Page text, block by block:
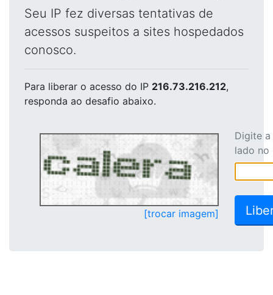
Seu IP fez diversas tentativas de
acessos suspeitos a sites hospedados
conosco.
Para liberar o acesso do IP 216.73.216.212,
responda ao desafio abaixo.
[trocar imagem]
Digite
lado no